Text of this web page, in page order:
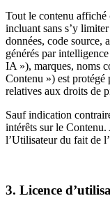
Tout le contenu affiché
incluant sans s’y
données, code source,
générés par
IA »), marques, noms
Contenu ») est protégé
relatives aux droits de
Sauf indication
intérêts sur le
l’Utilisateur du fait de
3. Licence